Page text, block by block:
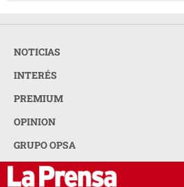
NOTICIAS
INTERÉS
PREMIUM
OPINION
GRUPO OPSA